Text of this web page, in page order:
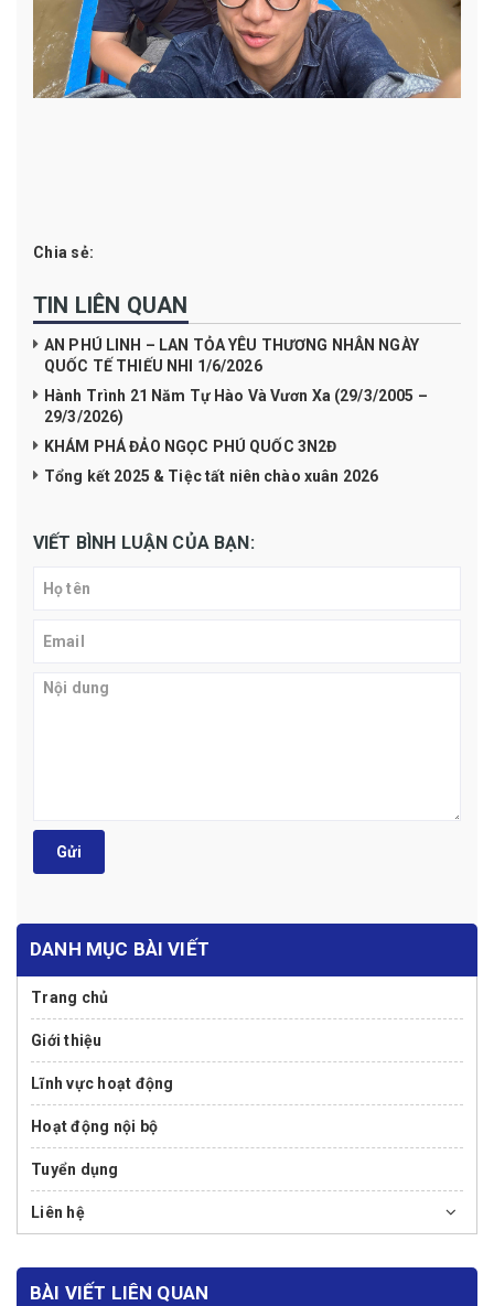
Chia sẻ:
TIN LIÊN QUAN
AN PHÚ LINH – LAN TỎA YÊU THƯƠNG NHÂN NGÀY
QUỐC TẾ THIẾU NHI 1/6/2026
Hành Trình 21 Năm Tự Hào Và Vươn Xa (29/3/2005 –
29/3/2026)
KHÁM PHÁ ĐẢO NGỌC PHÚ QUỐC 3N2Đ
Tổng kết 2025 & Tiệc tất niên chào xuân 2026
VIẾT BÌNH LUẬN CỦA BẠN:
Gửi
DANH MỤC BÀI VIẾT
Trang chủ
Giới thiệu
Lĩnh vực hoạt động
Hoạt động nội bộ
Tuyển dụng
Liên hệ
BÀI VIẾT LIÊN QUAN